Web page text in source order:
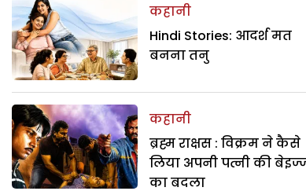
कहानी
Hindi Stories: आदर्श मत
बनना तनु
कहानी
ब्रह्म राक्षस : विक्रम ने कैसे
लिया अपनी पत्नी की
का बदला